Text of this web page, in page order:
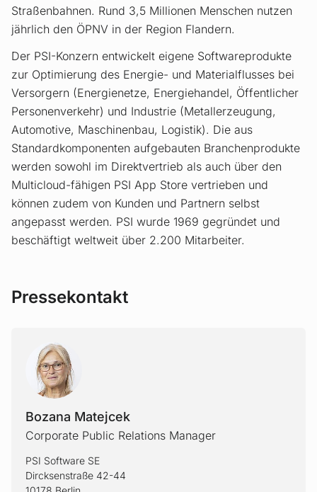
Straßenbahnen. Rund 3,5 Millionen Menschen nutzen
jährlich den ÖPNV in der Region Flandern.
Der PSI-Konzern entwickelt eigene Softwareprodukte
zur Optimierung des Energie- und Materialflusses bei
Versorgern (Energienetze, Energiehandel, Öffentlicher
Personenverkehr) und Industrie (Metallerzeugung,
Automotive, Maschinenbau, Logistik). Die aus
Standardkomponenten aufgebauten Branchenprodukte
werden sowohl im Direktvertrieb als auch über den
Multicloud-fähigen PSI App Store vertrieben und
können zudem von Kunden und Partnern selbst
angepasst werden. PSI wurde 1969 gegründet und
beschäftigt weltweit über 2.200 Mitarbeiter.
Pressekontakt
BOZAN
Bozana Matejcek
Corporate Public Relations Manager
PSI Software SE
Dircksenstraße 42-44